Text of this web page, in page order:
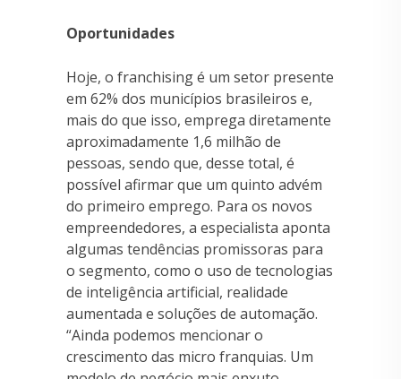
Oportunidades
Hoje, o franchising é um setor presente
em 62% dos municípios brasileiros e,
mais do que isso, emprega diretamente
aproximadamente 1,6 milhão de
pessoas, sendo que, desse total, é
possível afirmar que um quinto advém
do primeiro emprego. Para os novos
empreendedores, a especialista aponta
algumas tendências promissoras para
o segmento, como o uso de tecnologias
de inteligência artificial, realidade
aumentada e soluções de automação.
“Ainda podemos mencionar o
crescimento das micro franquias. Um